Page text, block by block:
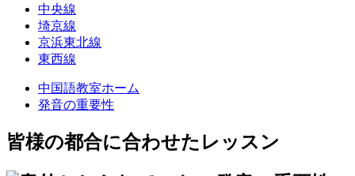
中央線
埼京線
京浜東北線
東西線
中国語教室ホーム
発音の重要性
皆様の都合に合わせたレッスン